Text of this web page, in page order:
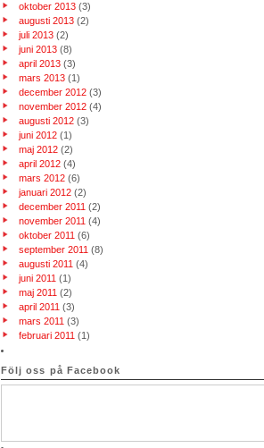
oktober 2013 (3)
augusti 2013 (2)
juli 2013 (2)
juni 2013 (8)
april 2013 (3)
mars 2013 (1)
december 2012 (3)
november 2012 (4)
augusti 2012 (3)
juni 2012 (1)
maj 2012 (2)
april 2012 (4)
mars 2012 (6)
januari 2012 (2)
december 2011 (2)
november 2011 (4)
oktober 2011 (6)
september 2011 (8)
augusti 2011 (4)
juni 2011 (1)
maj 2011 (2)
april 2011 (3)
mars 2011 (3)
februari 2011 (1)
Följ oss på Facebook